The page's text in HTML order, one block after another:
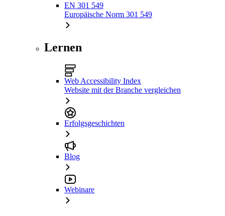
EN 301 549
Europäische Norm 301 549
Lernen
Web Accessibility Index
Website mit der Branche vergleichen
Erfolgsgeschichten
Blog
Webinare